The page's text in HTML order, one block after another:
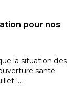
pour nos
la situation des
santé
!…